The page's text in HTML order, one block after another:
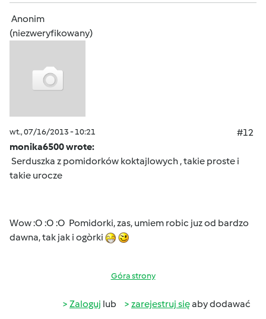
Anonim
(niezweryfikowany)
wt., 07/16/2013 - 10:21
#12
monika6500 wrote:
Serduszka z pomidorków koktajlowych , takie proste i
takie urocze
Wow :O :O :O Pomidorki, zas, umiem robic juz od bardzo
dawna, tak jak i ogòrki
Góra strony
Zaloguj lub zarejestruj sięaby dodawać